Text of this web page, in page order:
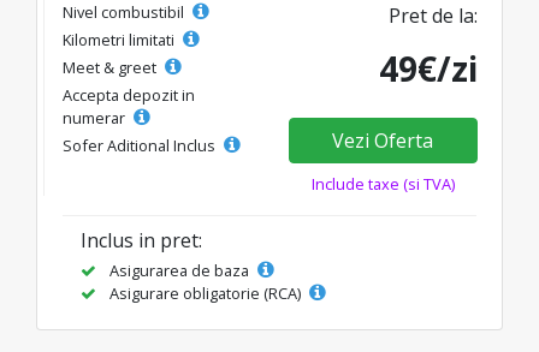
Nivel combustibil
Kilometri limitati
Meet & greet
Accepta depozit in
numerar
Sofer Aditional Inclus
Pret de la:
49€/zi
Vezi Oferta
Include taxe (si TVA)
Inclus in pret:
Asigurarea de baza
Asigurare obligatorie (RCA)